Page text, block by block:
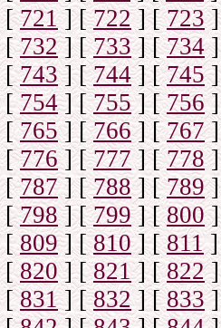
[721] [722] [723]
[732] [733] [734]
[743] [744] [745]
[754] [755] [756]
[ 765] [766] [767]
[776] [777] [778]
[787] [788] [789]
[798] [799] [800]
[809] [810] [811]
[820] [821] [822]
[831] [832] [833]